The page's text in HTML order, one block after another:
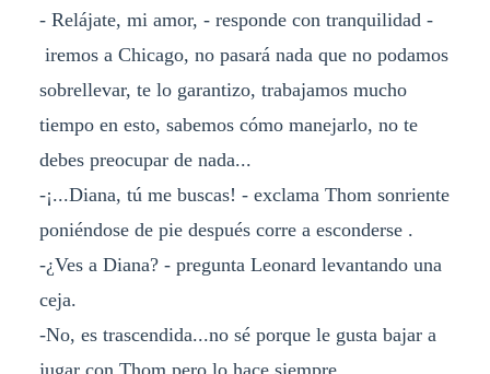
- Relájate, mi amor, - responde con tranquilidad -
iremos a Chicago, no pasará nada que no podamos
sobrellevar, te lo garantizo, trabajamos mucho
tiempo en esto, sabemos cómo manejarlo, no te
debes preocupar de nada...
-¡...Diana, tú me buscas! - exclama Thom sonriente
poniéndose de pie después corre a esconderse .
-¿Ves a Diana? - pregunta Leonard levantando una
ceja.
-No, es trascendida...no sé porque le gusta bajar a
jugar con Thom pero lo hace siempre.